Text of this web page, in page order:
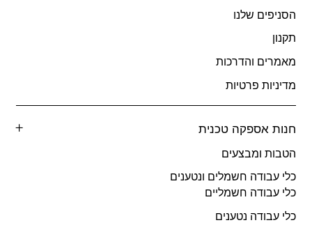
הסניפים שלנו
תקנון
מאמרים והדרכות
מדיניות פרטיות
חנות אספקה טכנית
הטבות ומבצעים
כלי עבודה חשמלים ונטענים
כלי עבודה חשמליים
כלי עבודה נטענים